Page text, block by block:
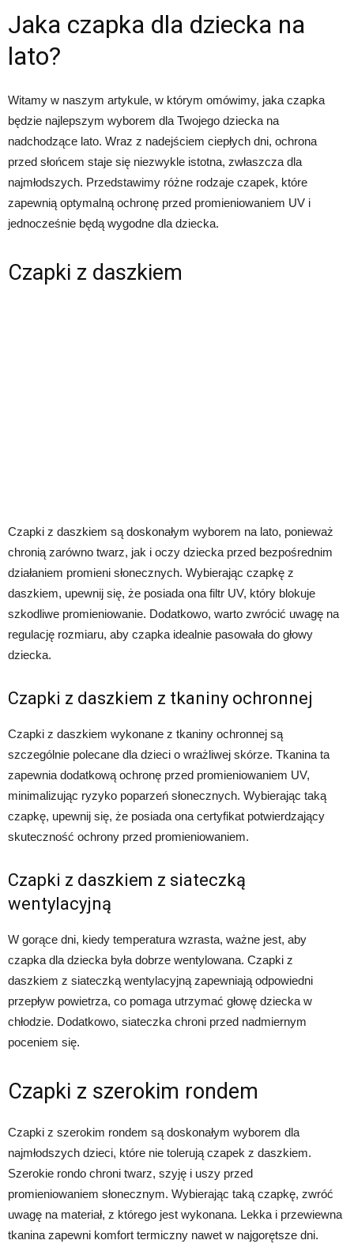
Jaka czapka dla dziecka na
lato?
Witamy w naszym artykule, w którym omówimy, jaka czapka
będzie najlepszym wyborem dla Twojego dziecka na
nadchodzące lato. Wraz z nadejściem ciepłych dni, ochrona
przed słońcem staje się niezwykle istotna, zwłaszcza dla
najmłodszych. Przedstawimy różne rodzaje czapek, które
zapewnią optymalną ochronę przed promieniowaniem UV i
jednocześnie będą wygodne dla dziecka.
Czapki z daszkiem
Czapki z daszkiem są doskonałym wyborem na lato, ponieważ
chronią zarówno twarz, jak i oczy dziecka przed bezpośrednim
działaniem promieni słonecznych. Wybierając czapkę z
daszkiem, upewnij się, że posiada ona filtr UV, który blokuje
szkodliwe promieniowanie. Dodatkowo, warto zwrócić uwagę na
regulację rozmiaru, aby czapka idealnie pasowała do głowy
dziecka.
Czapki z daszkiem z tkaniny ochronnej
Czapki z daszkiem wykonane z tkaniny ochronnej są
szczególnie polecane dla dzieci o wrażliwej skórze. Tkanina ta
zapewnia dodatkową ochronę przed promieniowaniem UV,
minimalizując ryzyko poparzeń słonecznych. Wybierając taką
czapkę, upewnij się, że posiada ona certyfikat potwierdzający
skuteczność ochrony przed promieniowaniem.
Czapki z daszkiem z siateczką
wentylacyjną
W gorące dni, kiedy temperatura wzrasta, ważne jest, aby
czapka dla dziecka była dobrze wentylowana. Czapki z
daszkiem z siateczką wentylacyjną zapewniają odpowiedni
przepływ powietrza, co pomaga utrzymać głowę dziecka w
chłodzie. Dodatkowo, siateczka chroni przed nadmiernym
poceniem się.
Czapki z szerokim rondem
Czapki z szerokim rondem są doskonałym wyborem dla
najmłodszych dzieci, które nie tolerują czapek z daszkiem.
Szerokie rondo chroni twarz, szyję i uszy przed
promieniowaniem słonecznym. Wybierając taką czapkę, zwróć
uwagę na materiał, z którego jest wykonana. Lekka i przewiewna
tkanina zapewni komfort termiczny nawet w najgorętsze dni.